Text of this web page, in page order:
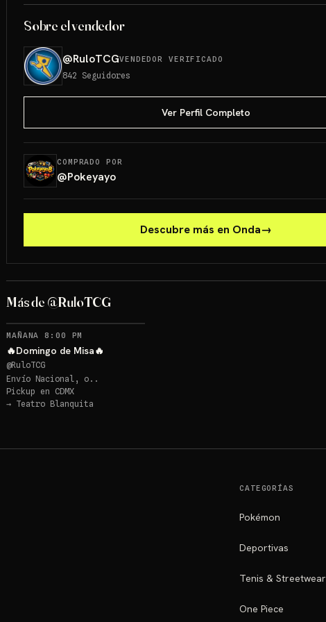
Sobre el vendedor
@RuloTCGVENDEDOR VERIFICADO
842 Seguidores
Ver Perfil Completo
COMPRADO POR
@Pokeyayo
Descubre más en Onda→
Más de @RuloTCG
MAÑANA 8:00 PM
🔥Domingo de Misa🔥
@RuloTCG
Envío Nacional, o..
Pickup en CDMX
→ Teatro Blanquita
CATEGORÍAS
Pokémon
Deportivas
Tenis & Streetwear
One Piece